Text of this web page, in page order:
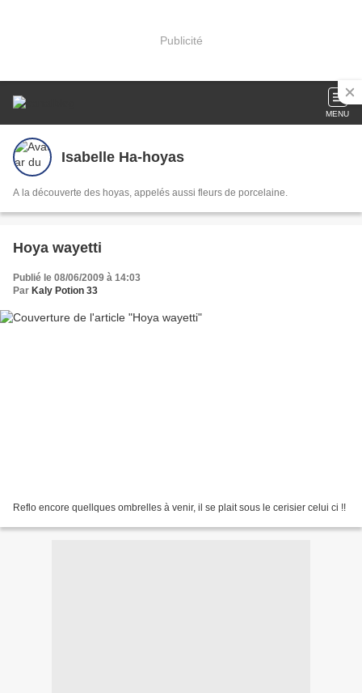
Publicité
MENU
Isabelle Ha-hoyas
A la découverte des hoyas, appelés aussi fleurs de porcelaine.
Hoya wayetti
Publié le 08/06/2009 à 14:03
Par Kaly Potion 33
Reflo encore quellques ombrelles à venir, il se plait sous le cerisier celui ci !!